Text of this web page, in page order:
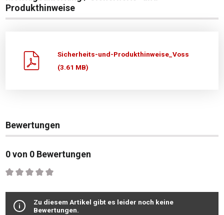
Produkthinweise
Sicherheits-und-Produkthinweise_Voss
(3.61 MB)
Bewertungen
0 von 0 Bewertungen
Durchschnittliche Bewertung von 0 von 5 Sternen
Zu diesem Artikel gibt es leider noch keine
Bewertungen.